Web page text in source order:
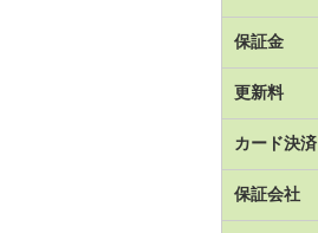
保証金
更新料
カード決済
保証会社